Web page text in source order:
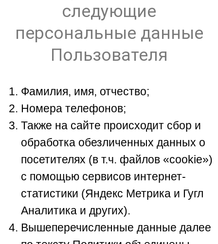
следующие
персональные данные
Пользователя
Фамилия, имя, отчество;
Номера телефонов;
Также на сайте происходит сбор и
обработка обезличенных данных о
посетителях (в т.ч. файлов «cookie»)
с помощью сервисов интернет-
статистики (Яндекс Метрика и Гугл
Аналитика и других).
Вышеперечисленные данные далее